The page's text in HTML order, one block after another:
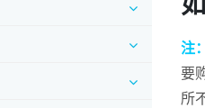
注：
要
所